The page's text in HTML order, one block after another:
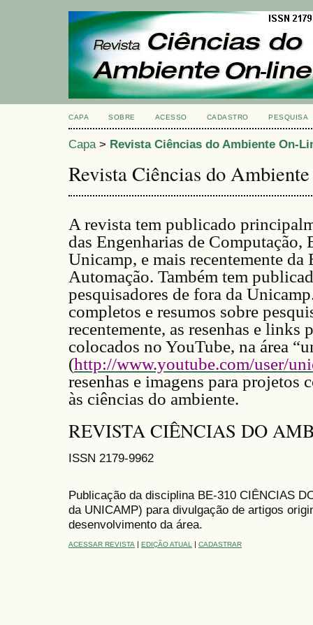
CAPA SOBRE ACESSO CADASTRO PESQUISA
Capa> Revista Ciências do Ambiente On-
Revista Ciências do
A revista tem publicado
das Engenharias de Computação,
Unicamp, e mais recentemente
Automação. Também tem
pesquisadores de fora da
completos e resumos sobre
recentemente, as resenhas e links
colocados no YouTube, na área
(http://www.youtube.com/user/
resenhas e imagens para projetos
às ciências do ambiente.
REVISTA CIÊNCIAS DO
ISSN 2179-9962
Publicação da disciplina BE-310 CIÊNCIAS
da UNICAMP) para divulgação de artigos
desenvolvimento da área.
ACESSAR REVISTA EDIÇÃO ATUAL CADASTRAR